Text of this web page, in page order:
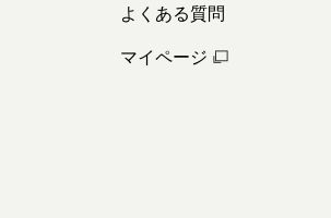
よくある質問
マイページ